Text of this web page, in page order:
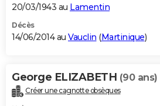
20/03/1943 au Lamentin
Décès
14/06/2014 au Vauclin (Martinique)
George ELIZABETH (90 ans)
Créer une cagnotte obsèques